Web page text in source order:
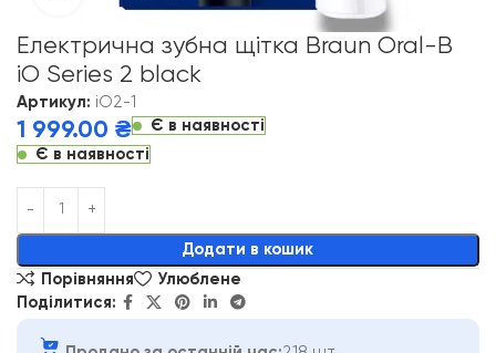
Електрична зубна щітка Braun Oral-B
iO Series 2 black
Артикул: iO2-1
1 999.00 ₴
Є в наявності
Є в наявності
Додати в кошик
Alternative:
Порівняння
Улюблене
Поділитися: